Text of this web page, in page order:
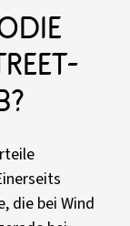
die bei Wind